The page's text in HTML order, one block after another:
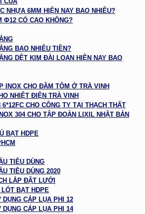
NHỰA 6MM HIỆN NAY BAO NHIÊU?
Φ12 CÓ CAO KHÔNG?
BAO NHIÊU TIỀN?
DỆT KIM ĐÀI LOAN HIỆN NAY BAO
INOX CHO ĐẦM TÔM Ở TRÀ VINH
NHIỆT ĐIỆN TRÀ VINH
CHO CÔNG TY TẠI THẠCH THẤT
304 CHO TẬP ĐOÀN LIXIL NHẬT BẢN
BẠT HDPE
TIÊU DÙNG
TIÊU DÙNG 2020
LẮP ĐẶT LƯỚI
BẠT HDPE
DỤNG CÁP LỤA PHI 12
DỤNG CÁP LỤA PHI 14